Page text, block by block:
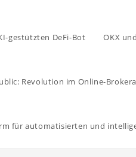
gestützten DeFi-Bot OKX
Revolution im Online-
für automatisierten und